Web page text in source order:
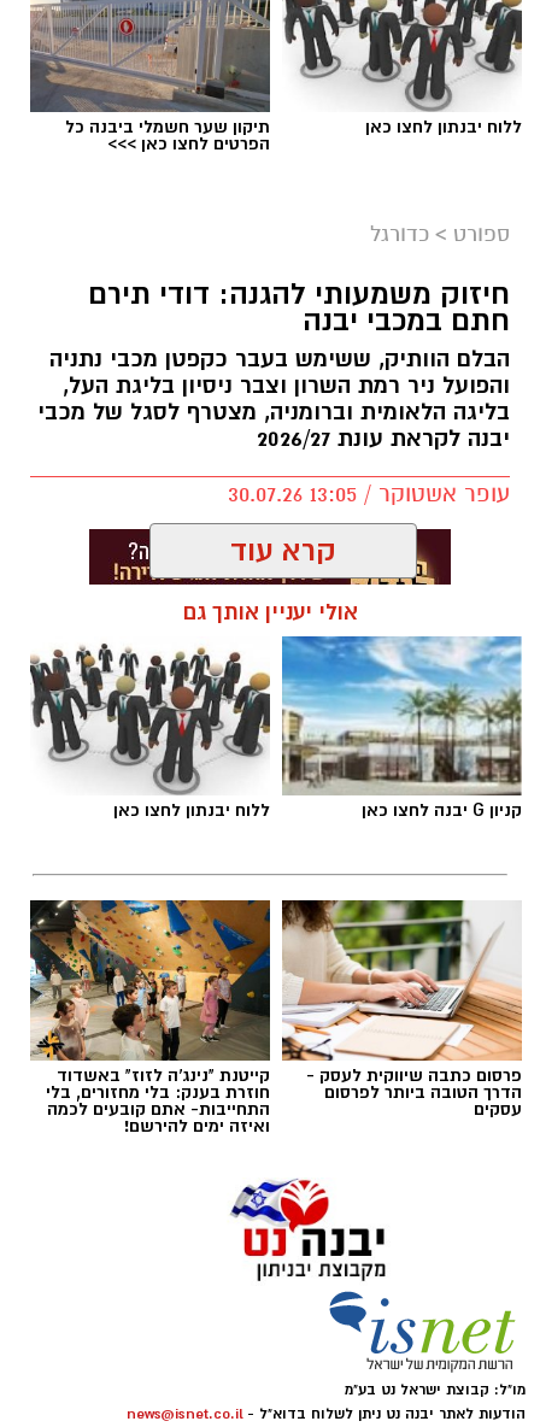
בעיר, פיתוח דור העתיד של השחקנים, הרחבת
שיתופי הפעולה וחשיבות החינוך לערכים באמצעות
הספורט.
באליצור יבנה ציינו כי ג'מצ'י, הנחשב לאחת
הדמויות הבולטות בתולדות הכדורסל הישראלי,
שיתף מניסיונו העשיר והעניק למשתתפים השראה
מאות הילדים ובני הנוער הפעילים באגודה.
בסיום הביקור הודו באגודה לג'מצ'י על הגעתו, על
השיחה הפתוחה ועל התמיכה המתמשכת בכדורסל
הישראלי, ואיחלו לו המשך הצלחה ועשייה.
יש לכם מידע חשוב שטרם נחשף? צילומים מאירוע
חדשותי? מצאתם טעות בכתבה? נשמח שתשתפו
ללוח יבנתון לחצו כאן תיקון שער חשמלי ביבנה כל
הפרטים לחצו כאן >>>
ספורט > כדורגל
חיזוק משמעותי להגנה: דודי תירם
חתם במכבי יבנה
הבלם הוותיק, ששימש בעבר כקפטן מכבי נתניה
והפועל ניר רמת השרון וצבר ניסיון בליגת העל,
בליגה הלאומית וברומניה, מצטרף לסגל של מכבי
יבנה לקראת עונת 2026/27
עופר אשטוקר / 13:05 30.07.26
תגים:דודי תירם מצטרף למכבי יבנה
דודי תירם (צילום: מכבי יבנה)
עונת 2026/27 והודיעה על החתמתו של הבלם
תירם מגיע ליבנה לאחר קריירה עשירה בכדורגל
הישראלי, שכללה הופעות בליגת העל ובליגה
הלאומית, לצד קדנציה גם בליגה הראשונה
ברומניה. במהלך הקריירה שיחק במכבי נתניה, שם
אף שימש כקפטן הקבוצה בליגת העל, ובהמשך
קרא עוד
אולי יעניין אותך גם
קניון G יבנה לחצו כאן ללוח יבנתון לחצו כאן
פרסום כתבה שיווקית לעסק -
הדרך הטובה ביותר לפרסום
עסקים
קייטנת "נינג'ה לזוז" באשדוד
חוזרת בענק: בלי מחזורים, בלי
התחייבות- אתם קובעים לכמה
ואיזה ימים להירשם!
מו"ל: קבוצת ישראל נט בע"מ
הודעות לאתר יבנה נט ניתן לשלוח בדוא"ל - news@isnet.co.il